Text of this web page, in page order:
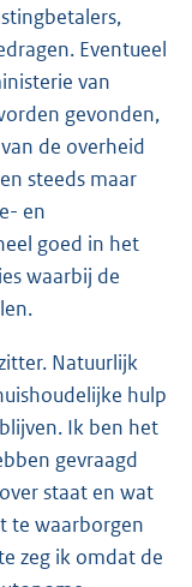
Eventueel
van
gevonden,
de overheid
steeds maar
en
goed in het
waarbij de
Natuurlijk
hulp
Ik ben het
gevraagd
staat en wat
te waarborgen
zeg ik omdat de